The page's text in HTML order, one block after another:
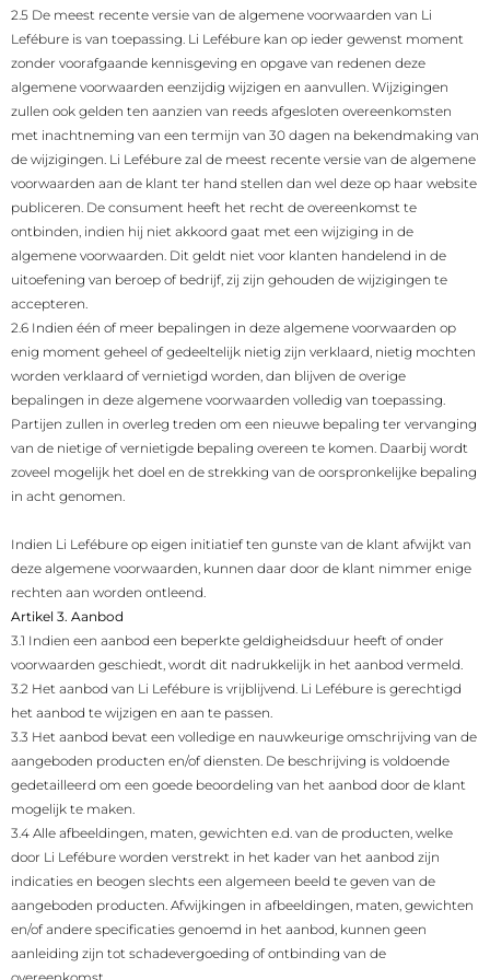
2.5 De meest recente versie van de algemene voorwaarden van Li
Lefébure is van toepassing. Li Lefébure kan op ieder gewenst moment
zonder voorafgaande kennisgeving en opgave van redenen deze
algemene voorwaarden eenzijdig wijzigen en aanvullen. Wijzigingen
zullen ook gelden ten aanzien van reeds afgesloten overeenkomsten
met inachtneming van een termijn van 30 dagen na bekendmaking van
de wijzigingen. Li Lefébure zal de meest recente versie van de algemene
voorwaarden aan de klant ter hand stellen dan wel deze op haar website
publiceren. De consument heeft het recht de overeenkomst te
ontbinden, indien hij niet akkoord gaat met een wijziging in de
algemene voorwaarden. Dit geldt niet voor klanten handelend in de
uitoefening van beroep of bedrijf, zij zijn gehouden de wijzigingen te
accepteren.
2.6 Indien één of meer bepalingen in deze algemene voorwaarden op
enig moment geheel of gedeeltelijk nietig zijn verklaard, nietig mochten
worden verklaard of vernietigd worden, dan blijven de overige
bepalingen in deze algemene voorwaarden volledig van toepassing.
Partijen zullen in overleg treden om een nieuwe bepaling ter vervanging
van de nietige of vernietigde bepaling overeen te komen. Daarbij wordt
zoveel mogelijk het doel en de strekking van de oorspronkelijke bepaling
in acht genomen.
Indien Li Lefébure op eigen initiatief ten gunste van de klant afwijkt van
deze algemene voorwaarden, kunnen daar door de klant nimmer enige
rechten aan worden ontleend.
Artikel 3. Aanbod
3.1 Indien een aanbod een beperkte geldigheidsduur heeft of onder
voorwaarden geschiedt, wordt dit nadrukkelijk in het aanbod vermeld.
3.2 Het aanbod van Li Lefébure is vrijblijvend. Li Lefébure is gerechtigd
het aanbod te wijzigen en aan te passen.
3.3 Het aanbod bevat een volledige en nauwkeurige omschrijving van de
aangeboden producten en/of diensten. De beschrijving is voldoende
gedetailleerd om een goede beoordeling van het aanbod door de klant
mogelijk te maken.
3.4 Alle afbeeldingen, maten, gewichten e.d. van de producten, welke
door Li Lefébure worden verstrekt in het kader van het aanbod zijn
indicaties en beogen slechts een algemeen beeld te geven van de
aangeboden producten. Afwijkingen in afbeeldingen, maten, gewichten
en/of andere specificaties genoemd in het aanbod, kunnen geen
aanleiding zijn tot schadevergoeding of ontbinding van de